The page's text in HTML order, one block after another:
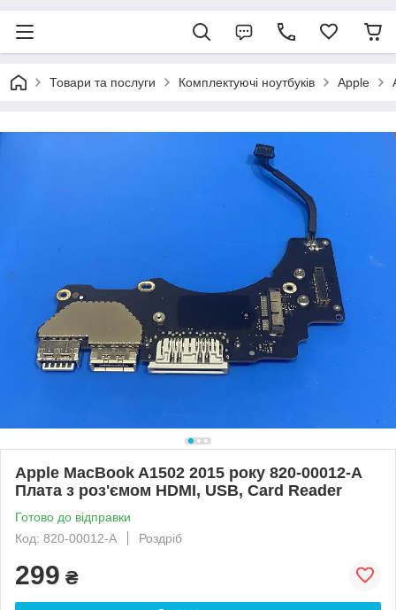
Товари та послуги Комплектуючі ноутбуків Apple
Apple MacBook A1502 2015 року 820-00012-А
Плата з роз'ємом HDMI, USB, Card Reader
Готово до відправки
Код: 820-00012-А
Роздріб
299 ₴